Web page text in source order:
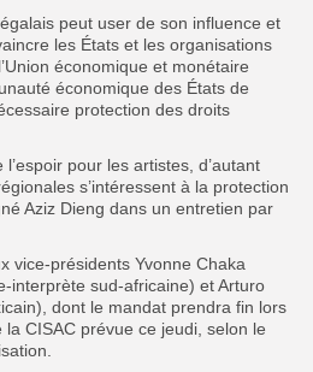
peut user de son influence et
les États et les organisations
économique et monétaire
économique des États de
protection des droits
pour les artistes, d’autant
s’intéressent à la protection
Aziz Dieng dans un entretien par
vice-présidents Yvonne Chaka
interprète sud-africaine) et Arturo
dont le mandat prendra fin lors
la CISAC prévue ce jeudi, selon le